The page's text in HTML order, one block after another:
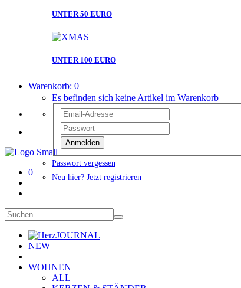
UNTER 50 EURO
UNTER 100 EURO
Warenkorb: 0
Es befinden sich keine Artikel im Warenkorb
Anmelden
Passwort vergessen
Neu hier? Jetzt registrieren
0
JOURNAL
NEW
WOHNEN
ALL